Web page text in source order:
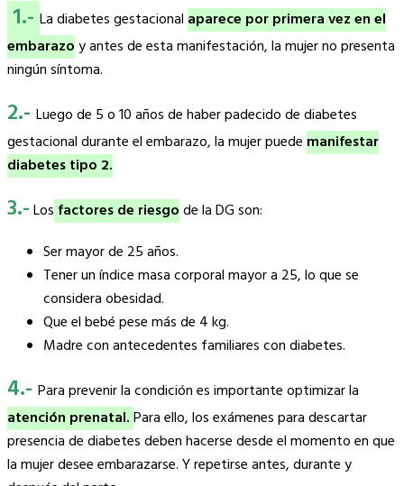
1.- La diabetes gestacional aparece por primera vez en el
embarazoy antes de esta manifestación, la mujer no presenta
ningún síntoma.
2.- Luego de 5 o 10 años de haber padecido de diabetes
gestacional durante el embarazo, la mujer puede manifestar
diabetes tipo 2.
3.-Los factores de riesgode la DG son:
Ser mayor de 25 años.
Tener un índice masa corporal mayor a 25, lo que se
considera obesidad.
Que el bebé pese más de 4 kg.
Madre con antecedentes familiares con diabetes.
4.- Para prevenir la condición es importante optimizar la
atención prenatal.Para ello, los exámenes para descartar
presencia de diabetes deben hacerse desde el momento en que
la mujer desee embarazarse. Y repetirse antes, durante y